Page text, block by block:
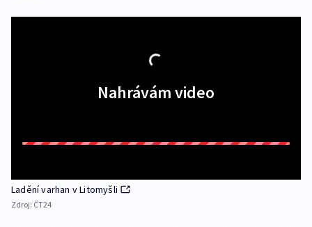
Nahrávám video
Ladění varhan v Litomyšli
Zdroj: ČT24